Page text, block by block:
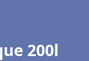
200l